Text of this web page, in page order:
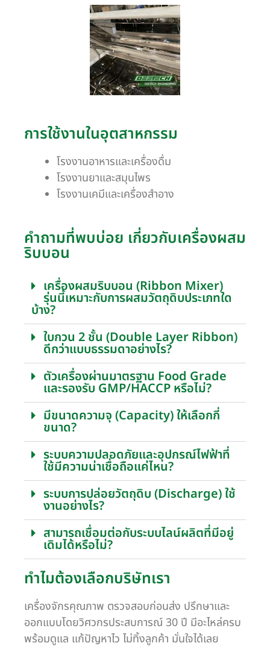
การใช้งานในอุตสาหกรรม
โรงงานอาหารและเครื่องดื่ม
โรงงานยาและสมุนไพร
โรงงานเคมีและเครื่องสำอาง
คำถามที่พบบ่อย เกี่ยวกับเครื่องผสม
ริบบอน
เครื่องผสมริบบอน (Ribbon Mixer)
รุ่นนี้เหมาะกับการผสมวัตถุดิบประเภทใด
บ้าง?
ใบกวน 2 ชั้น (Double Layer Ribbon)
ดีกว่าแบบธรรมดาอย่างไร?
ตัวเครื่องผ่านมาตรฐาน Food Grade
และรองรับ GMP/HACCP หรือไม่?
มีขนาดความจุ (Capacity) ให้เลือกกี่
ขนาด?
ระบบความปลอดภัยและอุปกรณ์ไฟฟ้าที่
ใช้มีความน่าเชื่อถือแค่ไหน?
ระบบการปล่อยวัตถุดิบ (Discharge) ใช้
งานอย่างไร?
สามารถเชื่อมต่อกับระบบไลน์ผลิตที่มีอยู่
เดิมได้หรือไม่?
ทำไมต้องเลือกบริษัทเรา
เครื่องจักรคุณภาพ ตรวจสอบก่อนส่ง ปรึกษาและ
ออกแบบโดยวิศวกรประสบการณ์ 30 ปี มีอะไหล่ครบ
พร้อมดูแล แก้ปัญหาไว ไม่ทิ้งลูกค้า มั่นใจได้เลย